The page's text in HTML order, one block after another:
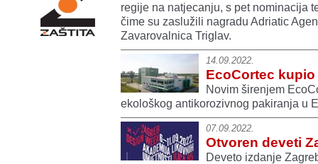
regije na natjecanju, s pet nominacija
čime su zaslužili nagradu Adriatic
Zavarovalnica Triglav.
14.09.2022.
EcoCortec
Novim širenjem
ekološkog antikorozivnog pakiranja u
07.09.2022.
Otvoren deveti
Deveto izdanje